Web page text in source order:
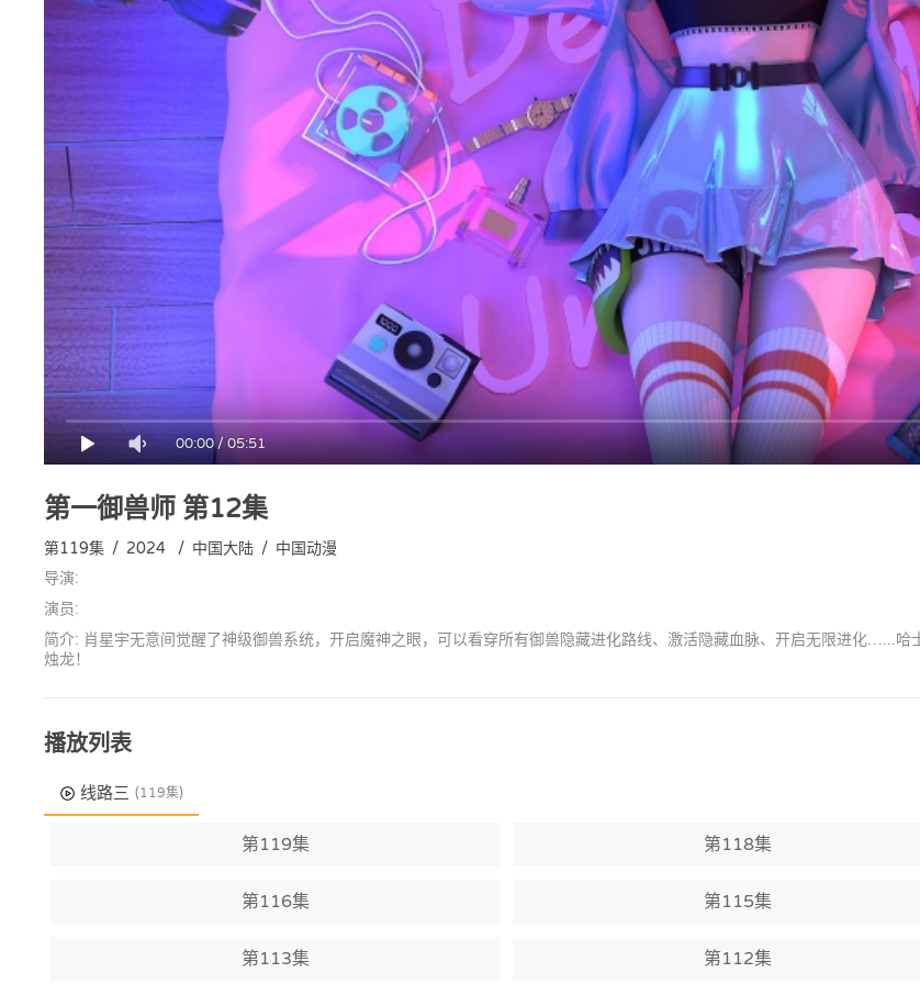
00:00/05:51
第一御兽师 第12集
第119集 / 2024 / 中国大陆 / 中国动漫
导演:
演员:
简介: 肖星宇无意间觉醒了神级御兽系统，开启魔神之眼，可以看穿所有御兽隐藏进化路线、激活隐藏血脉、开启无限进化…...
烛龙！
播放列表
线路三 (119集)
第119集 第118集
第116集 第115集
第113集 第112集